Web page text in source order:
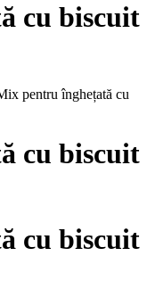
cu biscuit
pentru înghețată cu
cu biscuit
cu biscuit